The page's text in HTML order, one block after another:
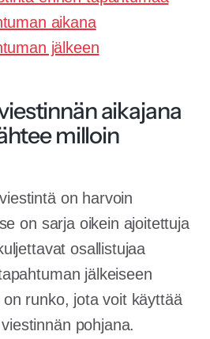
aikana
jälkeen
aikajana
milloin
on harvoin
on sarja oikein ajoitettuja
osallistujaa
jälkeiseen
runko, jota voit käyttää
pohjana.